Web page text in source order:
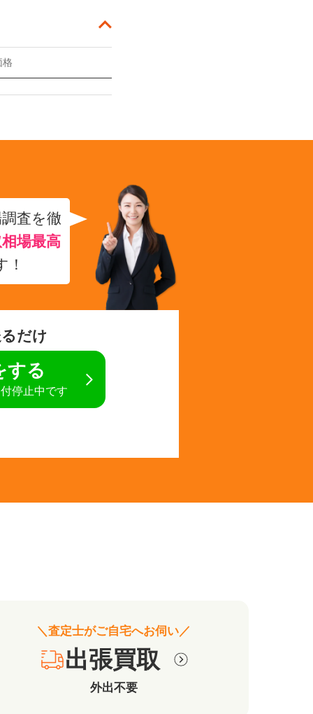
格
査を徹
場最高
！
だけ
する
停止中です
＼査定士がご自宅へお伺い／
出張買取
外出不要